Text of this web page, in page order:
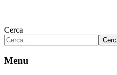
Cerca
Menu